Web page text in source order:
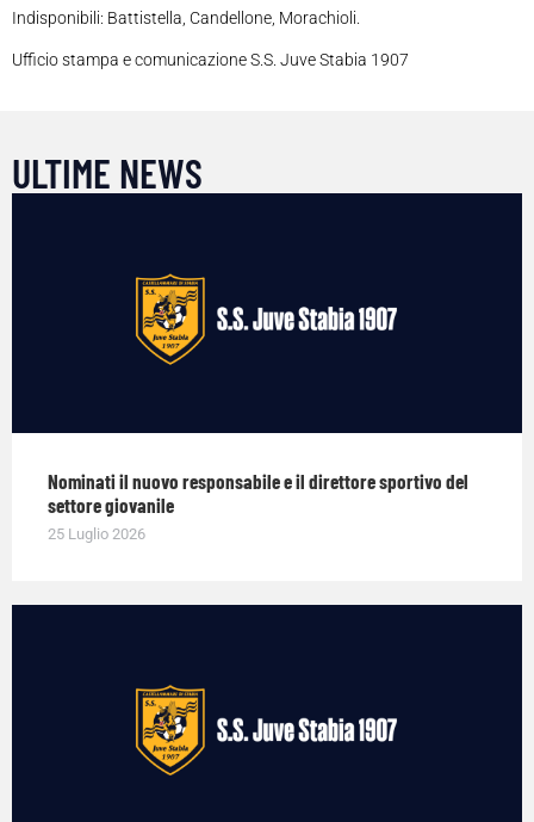
Indisponibili: Battistella, Candellone, Morachioli.
Ufficio stampa e comunicazione S.S. Juve Stabia 1907
ULTIME NEWS
Nominati il nuovo responsabile e il direttore sportivo del
settore giovanile
25 Luglio 2026